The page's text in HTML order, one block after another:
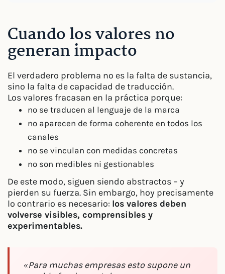
Cuando los valores no
generan impacto
El verdadero problema no es la falta de sustancia,
sino la falta de capacidad de traducción.
Los valores fracasan en la práctica porque:
no se traducen al lenguaje de la marca
no aparecen de forma coherente en todos los
canales
no se vinculan con medidas concretas
no son medibles ni gestionables
De este modo, siguen siendo abstractos – y
pierden su fuerza. Sin embargo, hoy precisamente
lo contrario es necesario: los valores deben
volverse visibles, comprensibles y
experimentables.
«Para muchas empresas esto supone un